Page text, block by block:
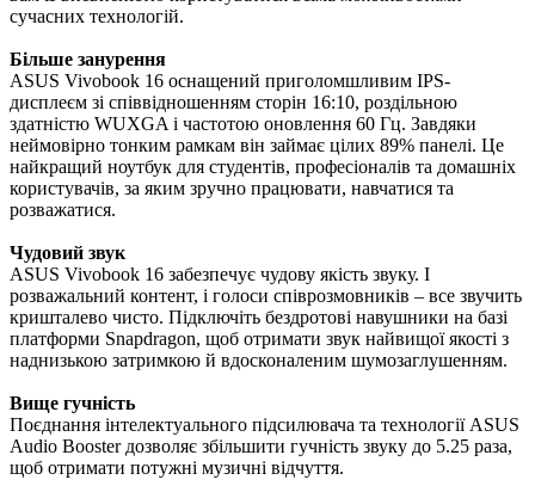
сучасних технологій.
Більше занурення
ASUS Vivobook 16 оснащений приголомшливим IPS-
дисплеєм зі співвідношенням сторін 16:10, роздільною
здатністю WUXGA і частотою оновлення 60 Гц. Завдяки
неймовірно тонким рамкам він займає цілих 89% панелі. Це
найкращий ноутбук для студентів, професіоналів та домашніх
користувачів, за яким зручно працювати, навчатися та
розважатися.
Чудовий звук
ASUS Vivobook 16 забезпечує чудову якість звуку. І
розважальний контент, і голоси співрозмовників – все звучить
кришталево чисто. Підключіть бездротові навушники на базі
платформи Snapdragon, щоб отримати звук найвищої якості з
наднизькою затримкою й вдосконаленим шумозаглушенням.
Вище гучність
Поєднання інтелектуального підсилювача та технології ASUS
Audio Booster дозволяє збільшити гучність звуку до 5.25 раза,
щоб отримати потужні музичні відчуття.